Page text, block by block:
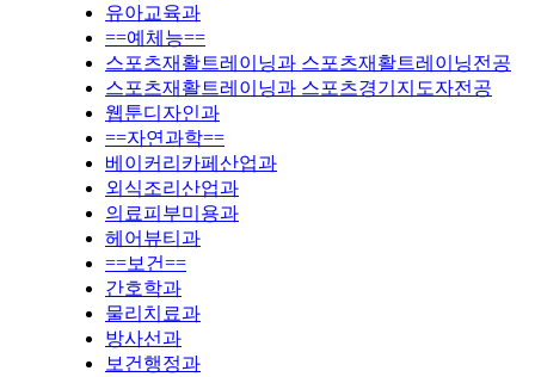
유아교육과
==예체능==
스포츠재활트레이닝과 스포츠재활트레이닝전공
스포츠재활트레이닝과 스포츠경기지도자전공
웹툰디자인과
==자연과학==
베이커리카페산업과
외식조리산업과
의료피부미용과
헤어뷰티과
==보건==
간호학과
물리치료과
방사선과
보건행정과